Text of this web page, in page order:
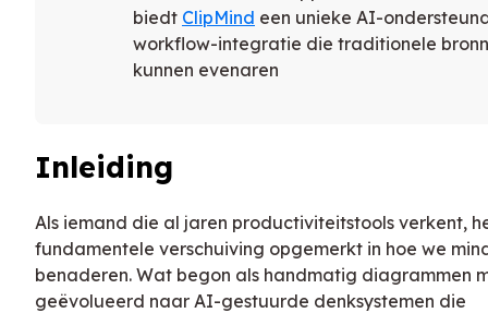
biedt ClipMind een unieke AI-
workflow-integratie die traditionele
kunnen evenaren
Inleiding
Als iemand die al jaren productiviteitstools verkent,
fundamentele verschuiving opgemerkt in hoe we
benaderen. Wat begon als handmatig diagrammen
geëvolueerd naar AI-gestuurde denksystemen die